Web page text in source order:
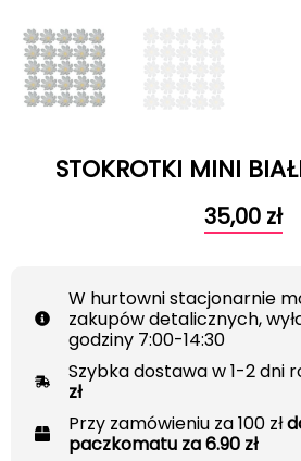
STOKROTKI MINI
35,00 zł
W hurtowni stacjonarnie
zakupów detalicznych,
godziny 7:00-14:30
Szybka dostawa w 1-2 dni
zł
Przy zamówieniu za 100 zł
paczkomatu za 6.90 zł